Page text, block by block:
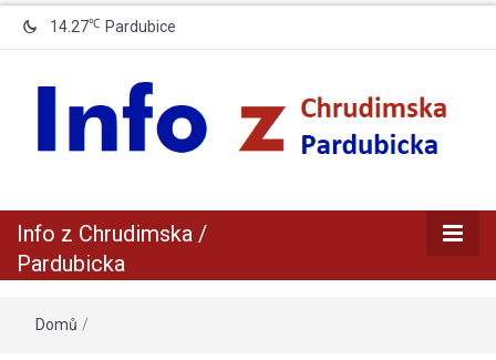
14.27℃ Pardubice
Info z
Info z Chrudimska /
Pardubicka
Domů /